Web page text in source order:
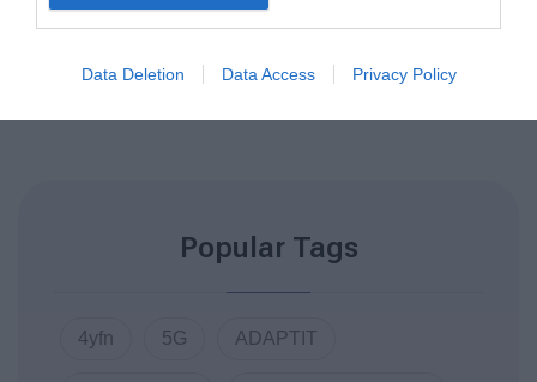
Data Deletion Data Access Privacy Policy
Popular Tags
4yfn 5G ADAPTIT